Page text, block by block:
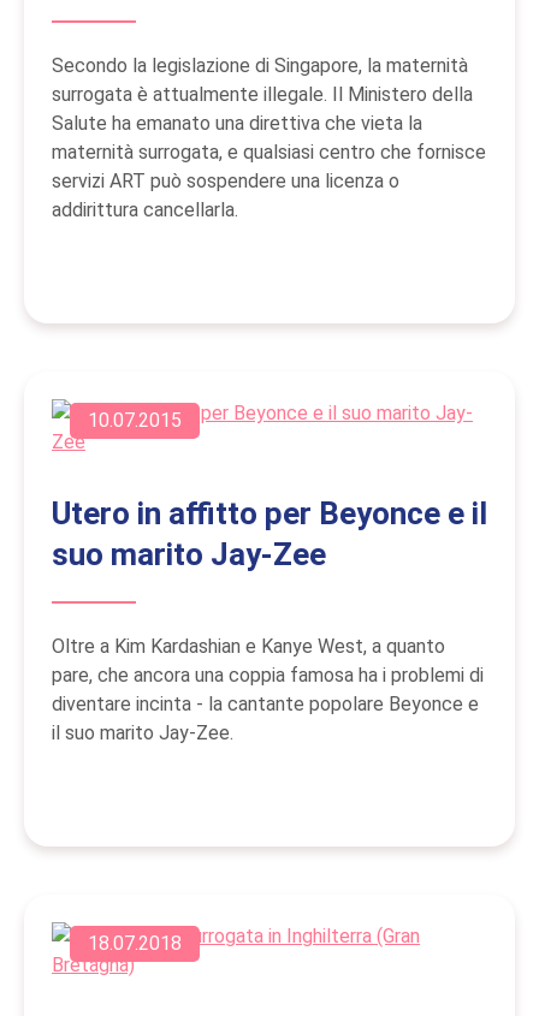
Secondo la legislazione di Singapore, la maternità
surrogata è attualmente illegale. Il Ministero della
Salute ha emanato una direttiva che vieta la
maternità surrogata, e qualsiasi centro che fornisce
servizi ART può sospendere una licenza o
addirittura cancellarla.
10.07.2015
Utero in affitto per Beyonce e il
suo marito Jay-Zee
Oltre a Kim Kardashian e Kanye West, a quanto
pare, che ancora una coppia famosa ha i problemi di
diventare incinta - la cantante popolare Beyonce e
il suo marito Jay-Zee.
18.07.2018